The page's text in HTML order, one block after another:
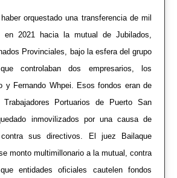
orquestado una transferencia de mil
en 2021 hacia la mutual de Jubilados,
Provinciales, bajo la esfera del grupo
controlaban dos empresarios, los
y Fernando Whpei. Esos fondos eran de
Portuarios de Puerto San
inmovilizados por una causa de
sus directivos. El juez Bailaque
monto multimillonario a la mutual, contra
entidades oficiales cautelen fondos